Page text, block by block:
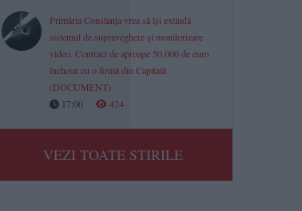
Primăria Constanța vrea să își extindă
sistemul de supraveghere și monitorizare
video. Contract de aproape 50.000 de euro
încheiat cu o firmă din Capitală
(DOCUMENT)
17:00
424
VEZI TOATE STIRILE